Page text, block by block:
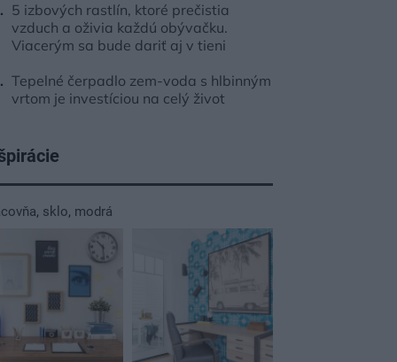
5 izbových rastlín, ktoré prečistia
vzduch a oživia každú obývačku.
Viacerým sa bude dariť aj v tieni
Tepelné čerpadlo zem-voda s hlbinným
vrtom je investíciou na celý život
, sklo, modrá